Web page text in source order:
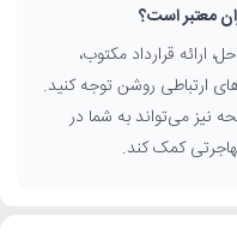
جغرافیایی دفاتر بر روی
مقایسه تخصص‌ها فراهم است تا
در تهرانبرای شما ساده‌تر و
معتبر است؟
ارائه قرارداد مکتوب،
ارتباطی روشن توجه کنید.
نیز می‌تواند به شما در
کمک کند.